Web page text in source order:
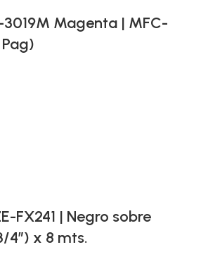
Magenta | MFC-
FX241 | Negro sobre
4″) x 8 mts.